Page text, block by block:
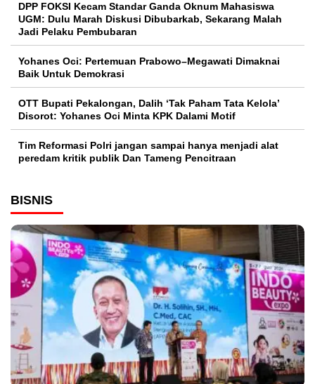
DPP FOKSI Kecam Standar Ganda Oknum Mahasiswa
UGM: Dulu Marah Diskusi Dibubarkab, Sekarang Malah
Jadi Pelaku Pembubaran
Yohanes Oci: Pertemuan Prabowo–Megawati Dimaknai
Baik Untuk Demokrasi
OTT Bupati Pekalongan, Dalih ‘Tak Paham Tata Kelola’
Disorot: Yohanes Oci Minta KPK Dalami Motif
Tim Reformasi Polri jangan sampai hanya menjadi alat
peredam kritik publik Dan Tameng Pencitraan
BISNIS